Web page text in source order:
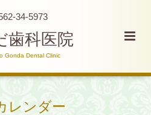
34-5973
歯科医院
Gonda Dental Clinic
レンダー